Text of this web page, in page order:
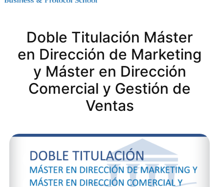
Doble Titulación Máster
en Dirección de Marketing
y Máster en Dirección
Comercial y Gestión de
Ventas